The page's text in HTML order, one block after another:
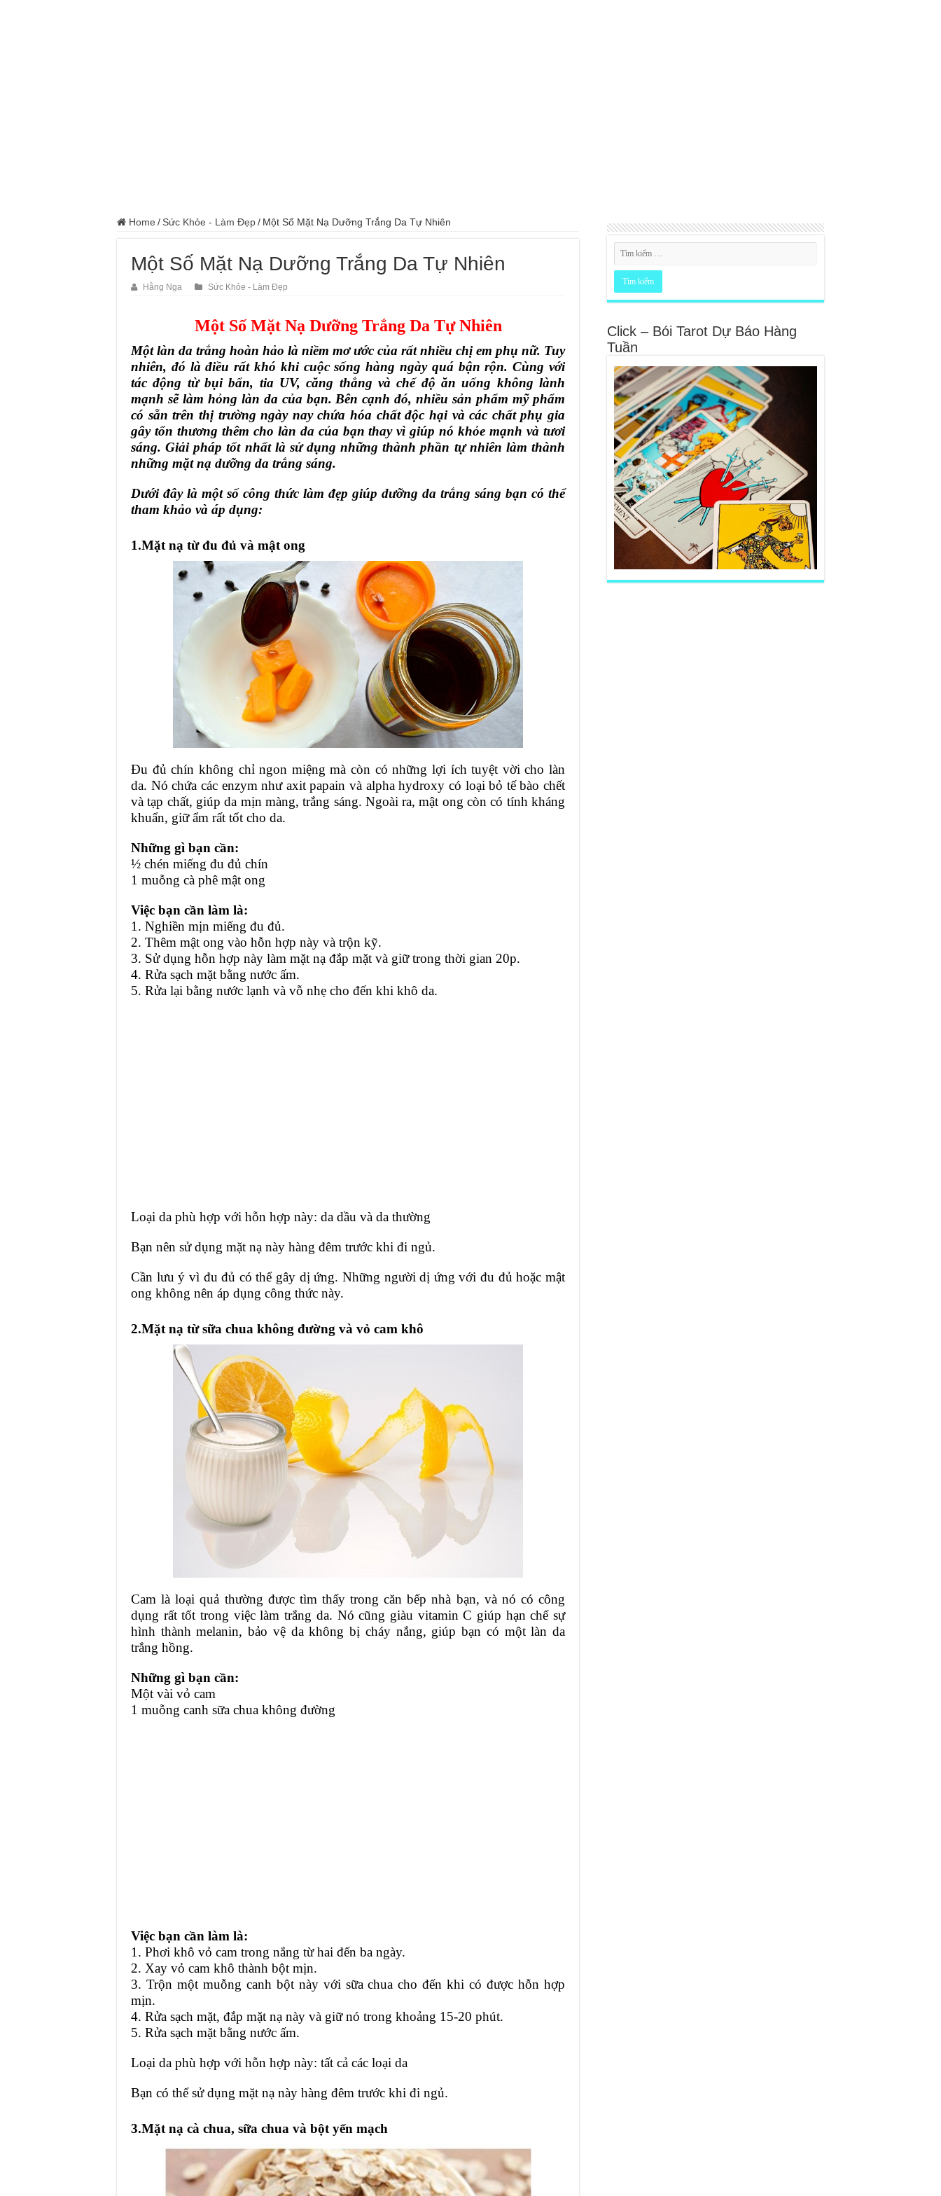
Home / Sức Khỏe - Làm Đẹp/ Một Số Mặt Nạ Dưỡng Trắng Da Tự Nhiên
Một Số Mặt Nạ Dưỡng Trắng Da Tự Nhiên
Hằng Nga Sức Khỏe - Làm Đẹp
Một Số Mặt Nạ Dưỡng Trắng Da Tự Nhiên
Một làn da trắng hoàn hảo là niềm mơ ước của rất nhiều chị em phụ nữ. Tuy
nhiên, đó là điều rất khó khi cuộc sống hàng ngày quá bận rộn. Cùng với
tác động từ bụi bẩn, tia UV, căng thẳng và chế độ ăn uống không lành
mạnh sẽ làm hỏng làn da của bạn. Bên cạnh đó, nhiều sản phẩm mỹ phẩm
có sẵn trên thị trường ngày nay chứa hóa chất độc hại và các chất phụ gia
gây tổn thương thêm cho làn da của bạn thay vì giúp nó khỏe mạnh và tươi
sáng. Giải pháp tốt nhất là sử dụng những thành phần tự nhiên làm thành
những mặt nạ dưỡng da trắng sáng.
Dưới đây là một số công thức làm đẹp giúp dưỡng da trắng sáng bạn có thể
tham khảo và áp dụng:
1.Mặt nạ từ đu đủ và mật ong
Đu đủ chín không chỉ ngon miệng mà còn có những lợi ích tuyệt vời cho làn
da. Nó chứa các enzym như axit papain và alpha hydroxy có loại bỏ tế bào chết
và tạp chất, giúp da mịn màng, trắng sáng. Ngoài ra, mật ong còn có tính kháng
khuẩn, giữ ẩm rất tốt cho da.
Những gì bạn cần:
½ chén miếng đu đủ chín
1 muỗng cà phê mật ong
Việc bạn cần làm là:
1. Nghiền mịn miếng đu đủ.
2. Thêm mật ong vào hỗn hợp này và trộn kỹ.
3. Sử dụng hỗn hợp này làm mặt nạ đắp mặt và giữ trong thời gian 20p.
4. Rửa sạch mặt bằng nước ấm.
5. Rửa lại bằng nước lạnh và vỗ nhẹ cho đến khi khô da.
Loại da phù hợp với hỗn hợp này: da dầu và da thường
Bạn nên sử dụng mặt nạ này hàng đêm trước khi đi ngủ.
Cần lưu ý vì đu đủ có thể gây dị ứng. Những người dị ứng với đu đủ hoặc mật
ong không nên áp dụng công thức này.
2.Mặt nạ từ sữa chua không đường và vỏ cam khô
Cam là loại quả thường được tìm thấy trong căn bếp nhà bạn, và nó có công
dụng rất tốt trong việc làm trắng da. Nó cũng giàu vitamin C giúp hạn chế sự
hình thành melanin, bảo vệ da không bị cháy nắng, giúp bạn có một làn da
trắng hồng.
Những gì bạn cần:
Một vài vỏ cam
1 muỗng canh sữa chua không đường
Việc bạn cần làm là:
1. Phơi khô vỏ cam trong nắng từ hai đến ba ngày.
2. Xay vỏ cam khô thành bột mịn.
3. Trộn một muỗng canh bột này với sữa chua cho đến khi có được hỗn hợp
mịn.
4. Rửa sạch mặt, đắp mặt nạ này và giữ nó trong khoảng 15-20 phút.
5. Rửa sạch mặt bằng nước ấm.
Loại da phù hợp với hỗn hợp này: tất cả các loại da
Bạn có thể sử dụng mặt nạ này hàng đêm trước khi đi ngủ.
3.Mặt nạ cà chua, sữa chua và bột yến mạch
Click – Bói Tarot Dự Báo Hàng
Tuần